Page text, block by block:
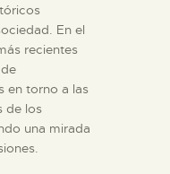
En el
recientes
en torno a las
de los
una mirada